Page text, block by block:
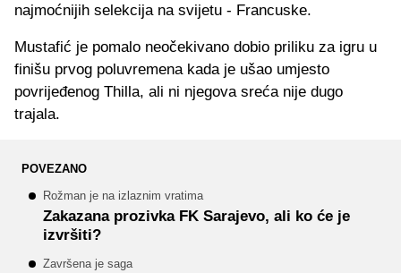
najmoćnijih selekcija na svijetu - Francuske.
Mustafić je pomalo neočekivano dobio priliku za igru u
finišu prvog poluvremena kada je ušao umjesto
povrijeđenog Thilla, ali ni njegova sreća nije dugo
trajala.
POVEZANO
Rožman je na izlaznim vratima
Zakazana prozivka FK Sarajevo, ali ko će je
izvršiti?
Završena je saga